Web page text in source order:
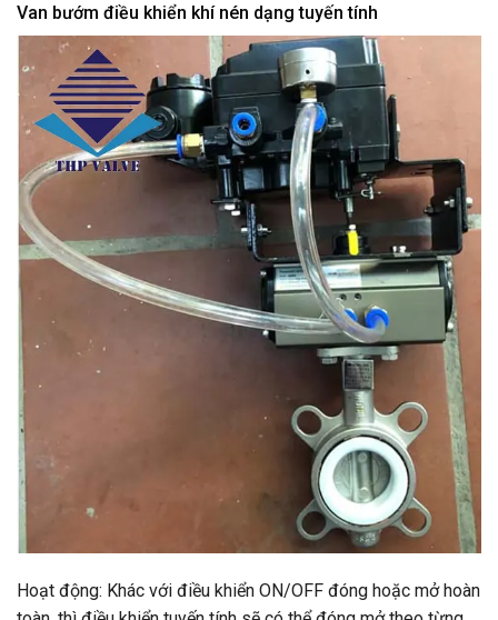
Van bướm điều khiển khí nén dạng tuyến tính
Hoạt động: Khác với điều khiển ON/OFF đóng hoặc mở hoàn